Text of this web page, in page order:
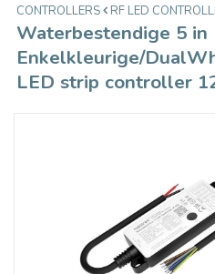
CONTROLLERS
RF LED
Waterbestendige 5 in
Enkelkleurige/
LED strip controller